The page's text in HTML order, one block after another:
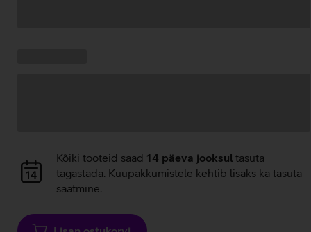
Andmete
laadimine
Kõiki tooteid saad 14 päeva jooksul tasuta
tagastada. Kuupakkumistele kehtib lisaks ka tasuta
saatmine.